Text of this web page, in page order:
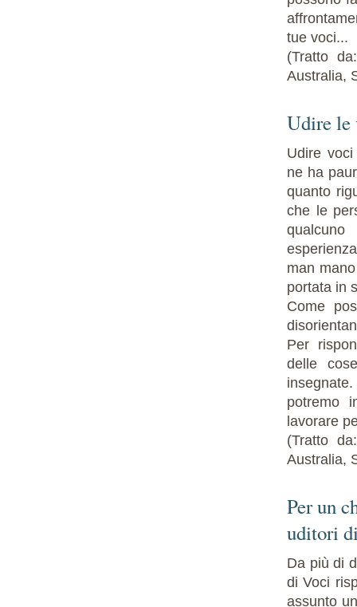
tue voci...
(Tratto
Australia,
Udire le
Udire voci
ne ha
quanto
che le
man
portata in
Come
Per
delle
potremo
lavorare
(Tratto
Australia,
Per un
uditori
Da più di
di Voci
assunto